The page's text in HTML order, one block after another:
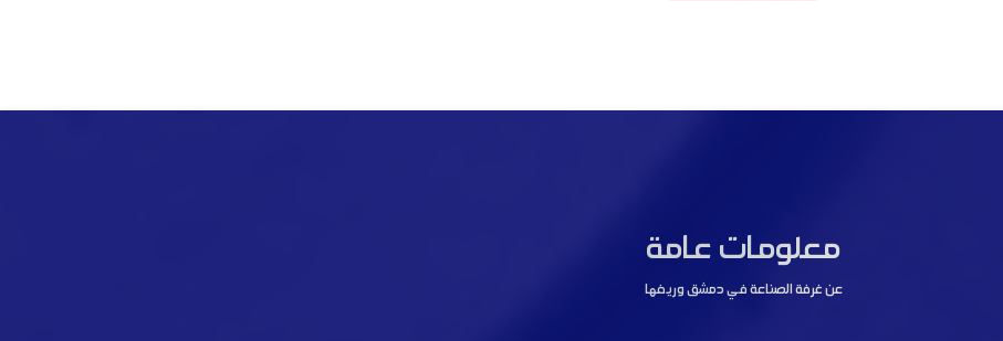
معلومات عامة
عن غرفة الصناعة في دمشق وريفها